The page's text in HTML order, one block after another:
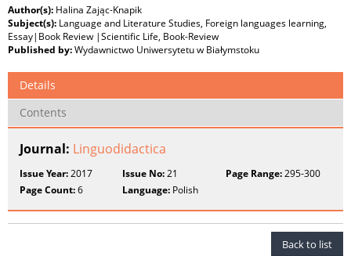
Author(s): Halina Zając-Knapik
Subject(s): Language and Literature Studies, Foreign languages learning,
Essay|Book Review |Scientific Life, Book-Review
Published by:Wydawnictwo Uniwersytetu w Białymstoku
Details
Contents
Journal: Linguodidactica
Issue Year:2017 Issue No:21 Page Range:295-300
Page Count:6 Language: Polish
Back to list